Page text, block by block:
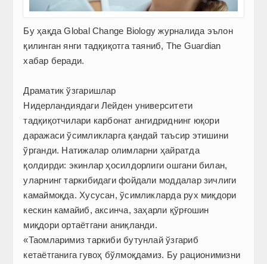
Бу ҳақда Global Change Biology журналида эълон
қилинган янги тадқиқотга таяниб, The Guardian
хабар беради.
Драматик ўзгаришлар
Нидерландиядаги Лейден университети
тадқиқотчилари карбонат ангидриднинг юқори
даражаси ўсимликларга қандай таъсир этишини
ўрганди. Натижалар олимларни ҳайратда
қолдирди: экинлар ҳосилдорлиги ошгани билан,
уларнинг таркибидаги фойдали моддалар зичлиги
камаймоқда. Хусусан, ўсимликларда рух миқдори
кескин камайиб, аксинча, заҳарли қўрғошин
миқдори ортаётгани аниқланди.
«Таомларимиз таркиби бутунлай ўзгариб
кетаётганига гувоҳ бўлмоқдамиз. Бу рационимизни